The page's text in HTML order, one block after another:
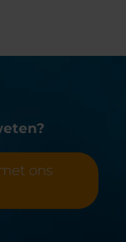
ons